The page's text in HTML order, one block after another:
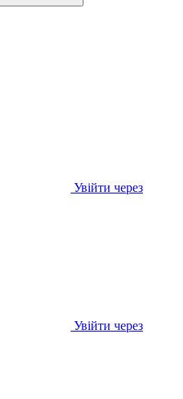
Увійти через
Увійти через